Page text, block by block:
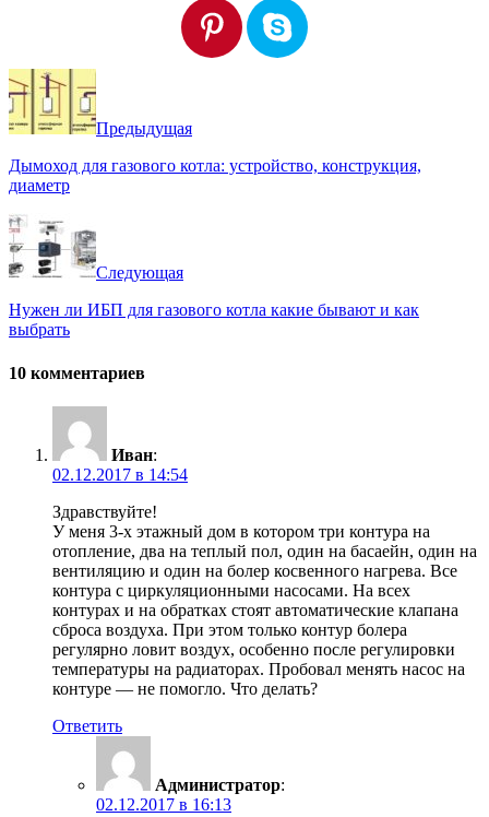
Предыдущая
Дымоход для газового котла: устройство, конструкция,
диаметр
Следующая
Нужен ли ИБП для газового котла какие бывают и как
выбрать
10 комментариев
Иван:
02.12.2017 в 14:54
Здравствуйте!
У меня 3-х этажный дом в котором три контура на
отопление, два на теплый пол, один на басаейн, один на
вентиляцию и один на болер косвенного нагрева. Все
контура с циркуляционными насосами. На всех
контурах и на обратках стоят автоматические клапана
сброса воздуха. При этом только контур болера
регулярно ловит воздух, особенно после регулировки
температуры на радиаторах. Пробовал менять насос на
контуре — не помогло. Что делать?
Ответить
Администратор:
02.12.2017 в 16:13